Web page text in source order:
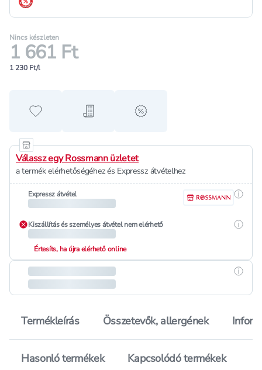
Nincs készleten
1 661 Ft
1 230 Ft/l
Hozzáadás a kedvencekhez
Hozzáadás a bevásárló listához
alert when on sale
Válassz egy Rossmann üzletet
a termék elérhetőségéhez és Expressz átvételhez
Expressz átvétel
Kiszállítás és személyes átvétel nem elérhető
Értesíts, ha újra elérhető online
Termékleírás Összetevők, allergének
Hasonló termékek Kapcsolódó termékek